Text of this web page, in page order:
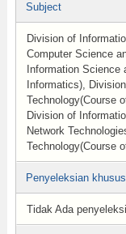
Subject
Division of
Computer Science
Information
Informatics),
Technology(Course
Division of
Network
Technology(Course
Penyeleksian
Tidak Ada